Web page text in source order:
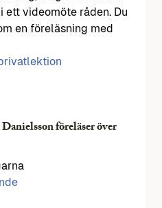
ett videomöte råden. Du
en föreläsning med
föreläser över